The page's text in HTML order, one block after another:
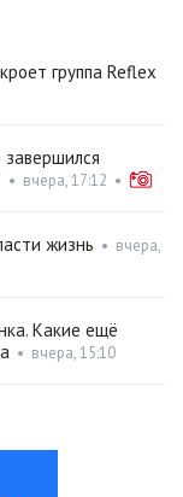
группа Reflex
• вчера, 17:12 •
жизнь • вчера,
Какие ещё
• вчера, 15:10